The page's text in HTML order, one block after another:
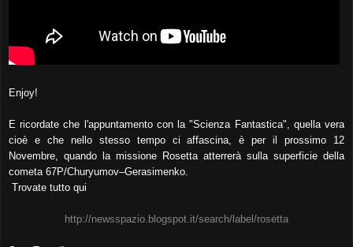
Enjoy!
E ricordate che l'appuntamento con la "Scienza Fantastica", quella vera
cioè e che nello stesso tempo ci affascina, è per il prossimo 12
Novembre, quando la missione Rosetta atterrerà sulla superficie della
cometa 67P/Churyumov–Gerasimenko.
Trovate tutto qui
http://newsspazio.blogspot.it/search/label/rosetta